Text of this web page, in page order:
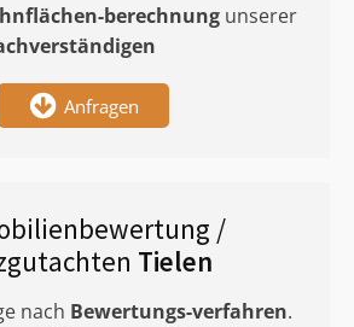
berechnung unserer
Anfragen
/
Tielen
nach Bewertungs-verfahren.